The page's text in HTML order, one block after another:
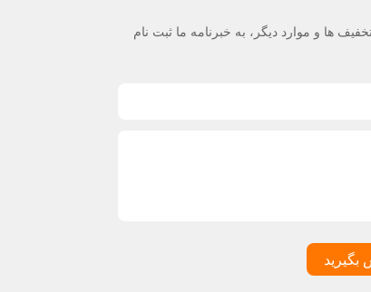
ها و موارد دیگر، به خبرنامه ما ثبت نام
بگیرید